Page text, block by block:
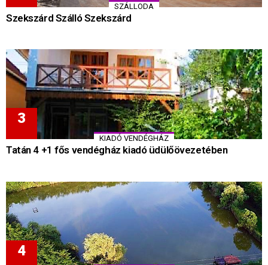
SZÁLLODA
Szekszárd Szálló Szekszárd
KIADÓ VENDÉGHÁZ
Tatán 4 +1 fős vendégház kiadó üdülőövezetében